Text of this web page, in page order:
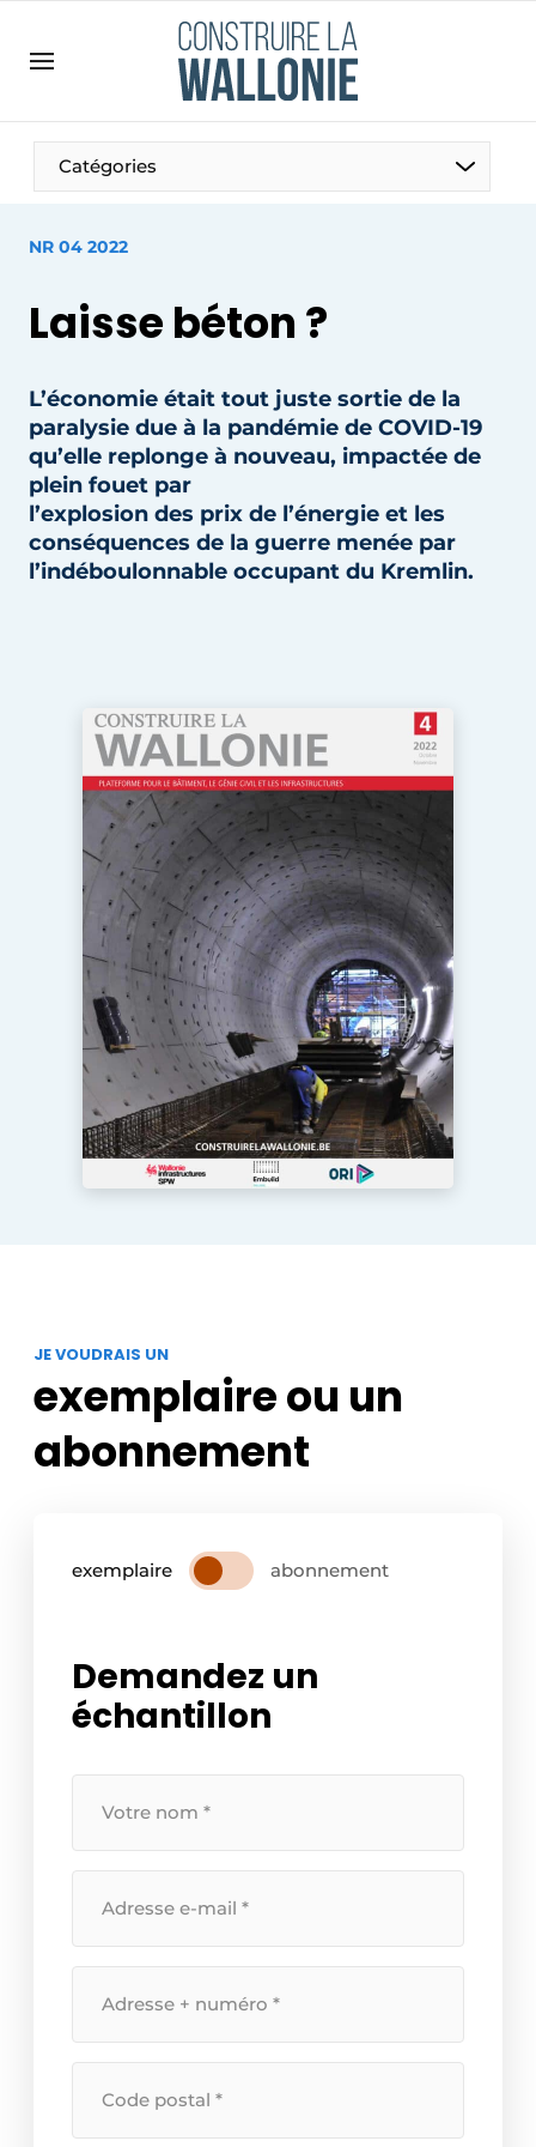
Emploi
Enregistrer une offre d’emploi
Entreprises
Meest gelezen
Podcasts
Privacy / Cookie statement
S’inscrire à l’événement
S’inscrire
Termes et conditions
Catégories
Construction bois
Contrôle d’accès
Éclairage
Fondations
Façades
Géotextiles
Infrastructures souterraines et égouttage
Protection solaire
Rénovation
Travaux ferroviaires
NR 04 2022
Laisse béton ?
L’économie était tout juste sortie de la
paralysie due à la pandémie de COVID-19
qu’elle replonge à nouveau, impactée de
plein fouet par
l’explosion des prix de l’énergie et les
conséquences de la guerre menée par
l’indéboulonnable occupant du Kremlin.
JE VOUDRAIS UN
exemplaire ou un
abonnement
exemplaire abonnement
Demandez un
échantillon
naam*
mailadres*
huisnummer*